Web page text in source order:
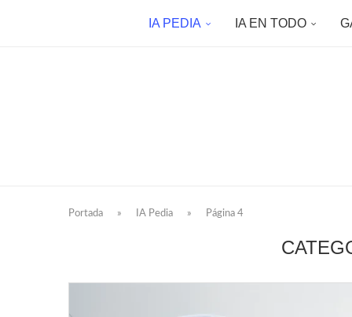
IA PEDIA IA EN TODO
Portada » IA Pedia » Página 4